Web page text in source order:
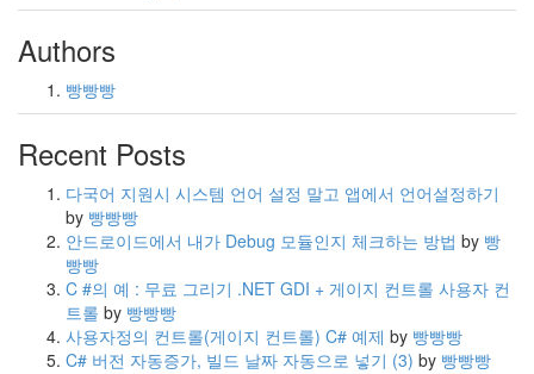
Authors
빵빵빵
Recent Posts
다국어 지원시 시스템 언어 설정 말고 앱에서 언어설정하기
by 빵빵빵
안드로이드에서 내가 Debug 모듈인지 체크하는 방법 by 빵
빵빵
C #의 예 : 무료 그리기 .NET GDI + 게이지 컨트롤 사용자 컨
트롤 by 빵빵빵
사용자정의 컨트롤(게이지 컨트롤) C# 예제 by 빵빵빵
C# 버전 자동증가, 빌드 날짜 자동으로 넣기 (3) by 빵빵빵